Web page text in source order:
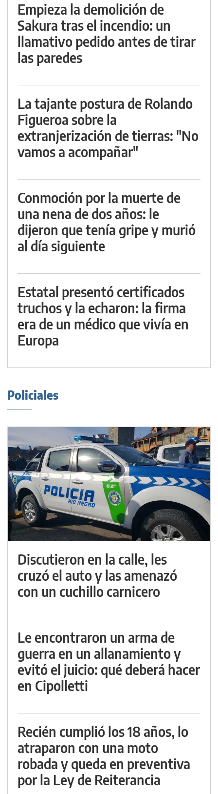
Empieza la demolición de
Sakura tras el incendio: un
llamativo pedido antes de tirar
las paredes
La tajante postura de Rolando
Figueroa sobre la
extranjerización de tierras: "No
vamos a acompañar"
Conmoción por la muerte de
una nena de dos años: le
dijeron que tenía gripe y murió
al día siguiente
Estatal presentó certificados
truchos y la echaron: la firma
era de un médico que vivía en
Europa
Policiales
Discutieron en la calle, les
cruzó el auto y las amenazó
con un cuchillo carnicero
Le encontraron un arma de
guerra en un allanamiento y
evitó el juicio: qué deberá hacer
en Cipolletti
Recién cumplió los 18 años, lo
atraparon con una moto
robada y queda en preventiva
por la Ley de Reiterancia